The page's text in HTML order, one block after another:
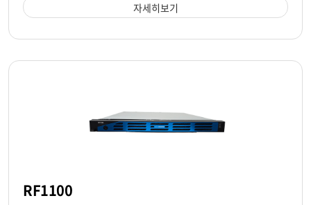
자세히보기
RF1100